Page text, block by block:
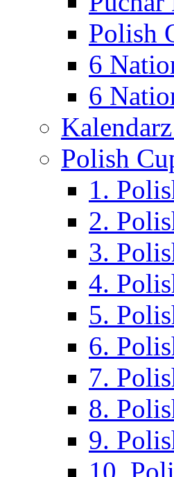
Polish
6
6
Polish
1.
2.
3.
4.
5.
6.
7.
8.
9.
10.